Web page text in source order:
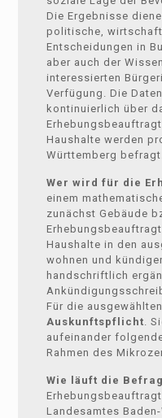
Die Ergebnisse
politische,
Entscheidungen in
aber auch der
interessierten
Verfügung. Die
kontinuierlich über
Haushalte werden
Württemberg
Wer wird für die
einem
zunächst Gebäude
Haushalte in den
wohnen und
handschriftlich
Für die
Auskunftspflicht.
aufeinander
Rahmen des
Wie läuft die
Landesamtes